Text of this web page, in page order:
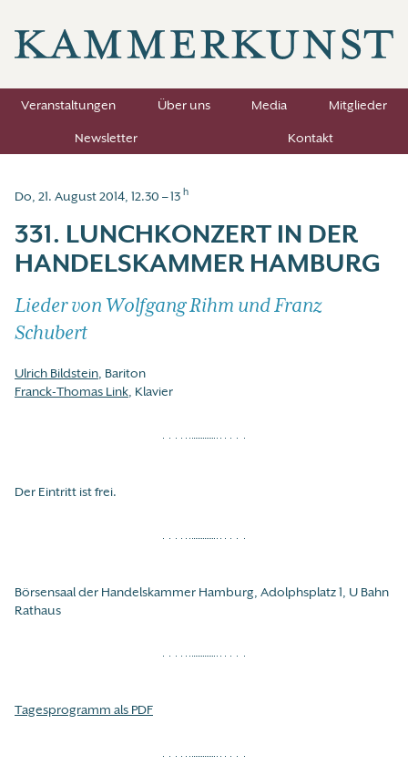
Veranstaltungen Über uns Media
Mitglieder
Newsletter
Kontakt
Do, 21. August 2014, 12.30 – 13 h
331. LUNCHKONZERT IN DER
HANDELSKAMMER HAMBURG
Lieder von Wolfgang Rihm und Franz
Schubert
Ulrich Bildstein, Bariton
Franck-Thomas Link, Klavier
Der Eintritt ist frei.
Börsensaal der Handelskammer Hamburg, Adolphsplatz 1, U Bahn
Rathaus
Tagesprogramm als PDF